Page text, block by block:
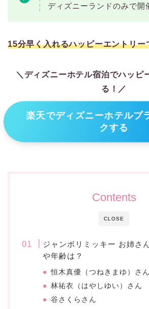
ディズニーランドのみで開
15分早く入れるハッピーエントリー
＼ディズニーホテル宿泊でハッピ
る！／
楽天でディズニーホテルプ
クする
CLOSE
Contents
ジャンボリミッキー お姉
や年齢は？
恒木真優（つねきまゆ）さん
林祐衣（はやしゆい）さん
谷さくらさん